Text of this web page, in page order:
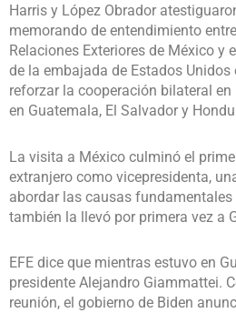
Harris y López Obrador
memorando de entendimiento
Relaciones Exteriores de México y
de la embajada de Estados
reforzar la cooperación bilateral
en Guatemala, El Salvador y
La visita a México culminó el
extranjero como vicepresidenta,
abordar las causas
también la llevó por primera vez a
EFE dice que mientras estuvo en
presidente Alejandro Giammattei.
reunión, el gobierno de Biden